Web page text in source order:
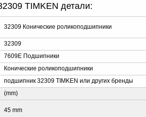
TIMKEN детали:
32309 Конические роликоподшипники
32309
7609E Подшипники
Конические роликоподшипники
подшипник 32309 TIMKEN или других бренды
(mm)
45 mm